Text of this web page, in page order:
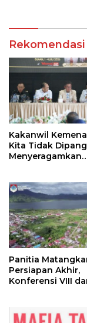
Kakanwil
Kita Tidak
Menyeragamkan
Kemanusiaan
Panitia
Persiapan Akhir,
Konferensi VIII
Digelar di Guaan